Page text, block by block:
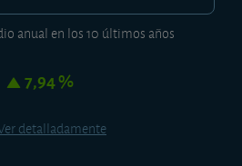
anual en los 10 últimos años
7,94 %
detalladamente